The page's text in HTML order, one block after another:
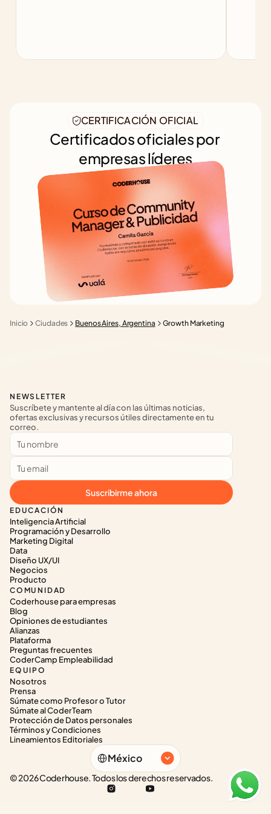
Inicio Ciudades Buenos Aires, Argentina Growth Marketing
CERTIFICACIÓN OFICIAL
Certificados oficiales por
empresas líderes
EDUCACIÓN
Inteligencia Artificial
Programación y Desarrollo
Marketing Digital
Data
Diseño UX/UI
Negocios
Producto
COMUNIDAD
Coderhouse para empresas
Blog
Opiniones de estudiantes
Alianzas
Plataforma
Preguntas frecuentes
CoderCamp Empleabilidad
EQUIPO
Nosotros
Prensa
Súmate como Profesor o Tutor
Súmate al CoderTeam
Protección de Datos personales
Términos y Condiciones
Lineamientos Editoriales
NEWSLETTER
Suscríbete y mantente al día con las últimas noticias,
ofertas exclusivas y recursos útiles directamente en tu
correo.
Suscribirme ahora
Select Language
México
© 2026 Coderhouse. Todos los derechos reservados.